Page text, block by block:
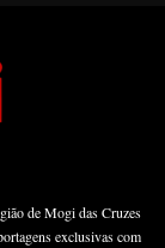
de Mogi das Cruzes
exclusivas com